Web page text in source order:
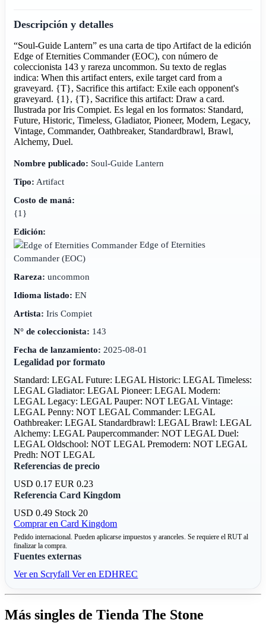
Descripción y detalles
“Soul-Guide Lantern” es una carta de tipo Artifact de la edición
Edge of Eternities Commander (EOC), con número de
coleccionista 143 y rareza uncommon. Su texto de reglas
indica: When this artifact enters, exile target card from a
graveyard. {T}, Sacrifice this artifact: Exile each opponent's
graveyard. {1}, {T}, Sacrifice this artifact: Draw a card.
Ilustrada por Iris Compiet. Es legal en los formatos: Standard,
Future, Historic, Timeless, Gladiator, Pioneer, Modern, Legacy,
Vintage, Commander, Oathbreaker, Standardbrawl, Brawl,
Alchemy, Duel.
Nombre publicado: Soul-Guide Lantern
Tipo: Artifact
Costo de maná:
{1}
Edición:
Edge of Eternities
Commander(EOC)
Rareza: uncommon
Idioma listado: EN
Artista: Iris Compiet
N° de coleccionista: 143
Fecha de lanzamiento: 2025-08-01
Legalidad por formato
Standard: LEGALFuture: LEGALHistoric: LEGALTimeless:
LEGALGladiator: LEGALPioneer: LEGALModern:
LEGALLegacy: LEGALPauper: NOT LEGALVintage:
LEGALPenny: NOT LEGALCommander: LEGAL
Oathbreaker: LEGAL Standardbrawl: LEGALBrawl: LEGAL
Alchemy: LEGALPaupercommander: NOT LEGALDuel:
LEGALOldschool: NOT LEGALPremodern: NOT LEGAL
Predh: NOT LEGAL
Referencias de precio
USD 0.17EUR 0.23
Referencia Card Kingdom
USD 0.49 Stock 20
Comprar en Card Kingdom
Pedido internacional. Pueden aplicarse impuestos y aranceles. Se requiere el RUT al
finalizar la compra.
Fuentes externas
Ver en ScryfallVer en EDHREC
Más singles de Tienda The Stone